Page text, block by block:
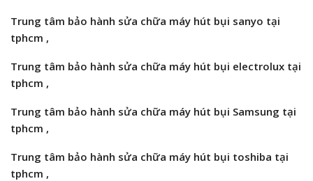
Trung tâm bảo hành sửa chữa máy hút bụi sanyo tại
tphcm ,
Trung tâm bảo hành sửa chữa máy hút bụi electrolux tại
tphcm ,
Trung tâm bảo hành sửa chữa máy hút bụi Samsung tại
tphcm ,
Trung tâm bảo hành sửa chữa máy hút bụi toshiba tại
tphcm ,